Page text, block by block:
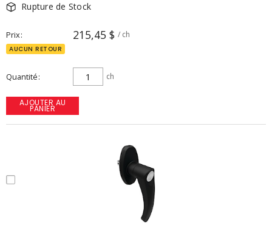
Rupture de Stock
Prix 215,45 $ / ch
AUCUN RETOUR
Quantité ch
AJOUTER AU
PANIER